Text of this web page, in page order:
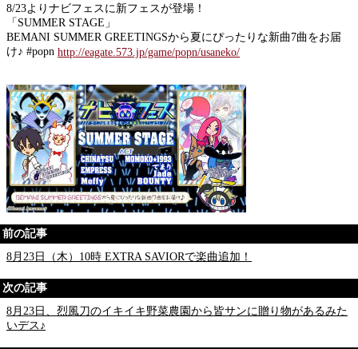
8/23よりナビフェスに新フェスが登場！
「SUMMER STAGE」
BEMANI SUMMER GREETINGSから夏にぴったりな新曲7曲をお届
け♪ #popn http://eagate.573.jp/game/popn/usaneko/
前の記事
8月23日（木）10時 EXTRA SAVIORで楽曲追加！
次の記事
8月23日、烈風刀のイキイキ野菜農園から皆サンに贈り物があるみた
いデス♪